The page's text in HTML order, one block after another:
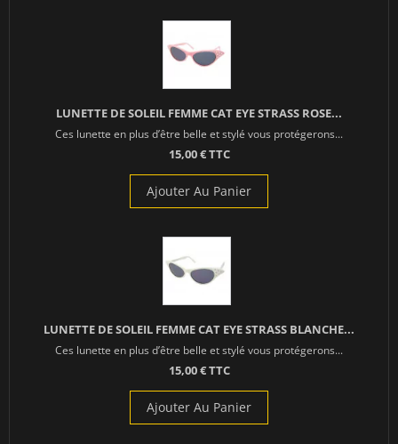
LUNETTE DE SOLEIL FEMME CAT EYE STRASS ROSE...
Ces lunette en plus d’être belle et stylé vous protégerons...
15,00 € TTC
Ajouter Au Panier
LUNETTE DE SOLEIL FEMME CAT EYE STRASS BLANCHE...
Ces lunette en plus d’être belle et stylé vous protégerons...
15,00 € TTC
Ajouter Au Panier